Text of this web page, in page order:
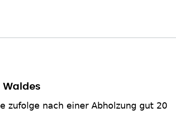
Waldes
zufolge nach einer Abholzung gut 20